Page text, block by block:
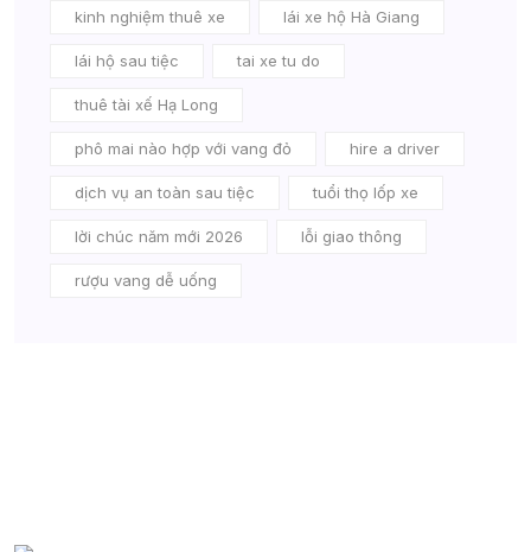
kinh nghiệm thuê xe lái xe hộ Hà Giang
lái hộ sau tiệc tai xe tu do
thuê tài xế Hạ Long
phô mai nào hợp với vang đỏ hire a driver
dịch vụ an toàn sau tiệc tuổi thọ lốp xe
lời chúc năm mới 2026 lỗi giao thông
rượu vang dễ uống